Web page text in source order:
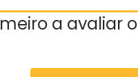
a avaliar o